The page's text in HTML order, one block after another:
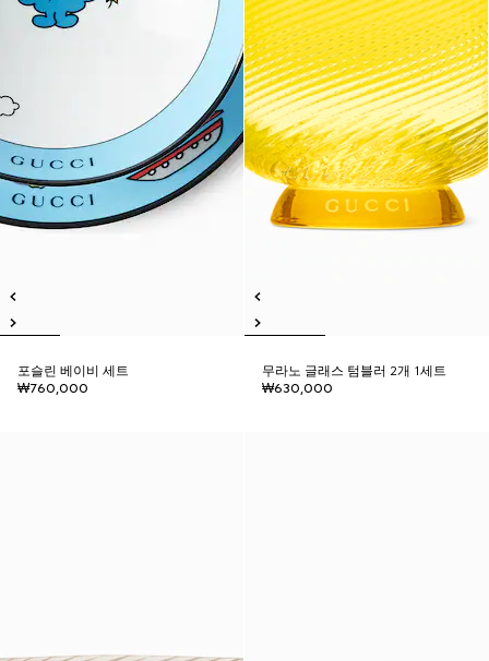
포슬린 베이비 세트
₩760,000
무라노 글래스 텀블러 2개 1세트
₩630,000